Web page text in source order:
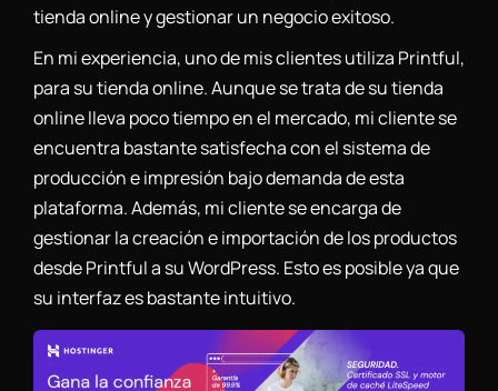
tienda online y gestionar un negocio exitoso.
En mi experiencia, uno de mis clientes utiliza Printful,
para su tienda online. Aunque se trata de su tienda
online lleva poco tiempo en el mercado, mi cliente se
encuentra bastante satisfecha con el sistema de
producción e impresión bajo demanda de esta
plataforma. Además, mi cliente se encarga de
gestionar la creación e importación de los productos
desde Printful a su WordPress. Esto es posible ya que
su interfaz es bastante intuitivo.